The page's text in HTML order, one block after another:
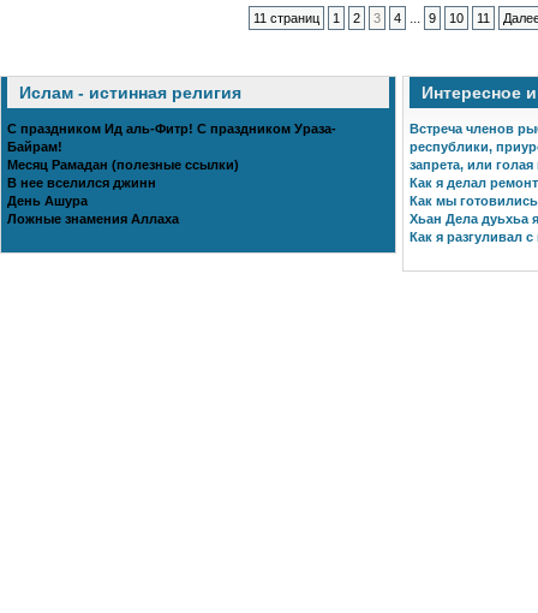
11 страниц 1 2 3 4 ... 9 10 11
Ислам - истинная религия
С праздником Ид аль-Фитр! С праздником Ураза-
Байрам!
Месяц Рамадан (полезные ссылки)
В нее вселился джинн
День Ашура
Ложные знамения Аллаха
Интересное
Встреча членов
республики,
запрета, или
Как я делал
Как мы
Хьан Дела дуьхьа
Как я разгуливал